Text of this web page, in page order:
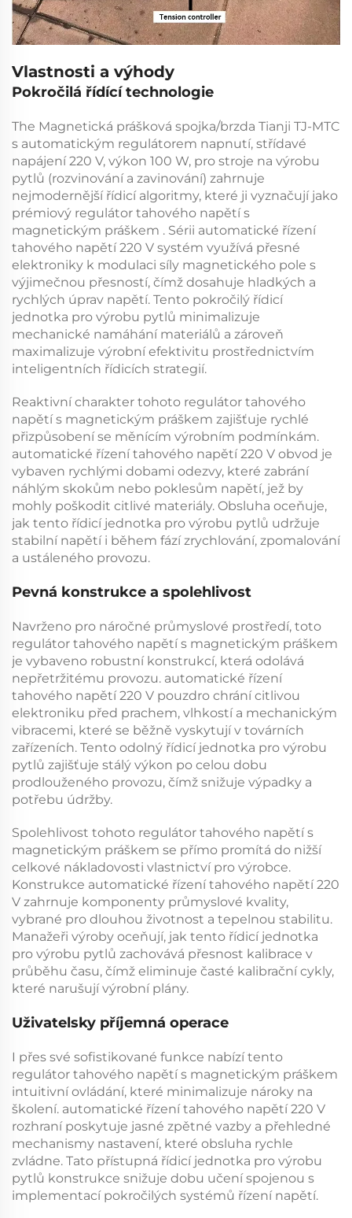
Vlastnosti a výhody
Pokročilá řídící technologie
The Magnetická prášková spojka/brzda Tianji TJ-MTC
s automatickým regulátorem napnutí, střídavé
napájení 220 V, výkon 100 W, pro stroje na výrobu
pytlů (rozvinování a zavinování) zahrnuje
nejmodernější řídicí algoritmy, které ji vyznačují jako
prémiový regulátor tahového napětí s
magnetickým práškem . Sérii automatické řízení
tahového napětí 220 V systém využívá přesné
elektroniky k modulaci síly magnetického pole s
výjimečnou přesností, čímž dosahuje hladkých a
rychlých úprav napětí. Tento pokročilý řídicí
jednotka pro výrobu pytlů minimalizuje
mechanické namáhání materiálů a zároveň
maximalizuje výrobní efektivitu prostřednictvím
inteligentních řídicích strategií.
Reaktivní charakter tohoto regulátor tahového
napětí s magnetickým práškem zajišťuje rychlé
přizpůsobení se měnícím výrobním podmínkám.
automatické řízení tahového napětí 220 V obvod je
vybaven rychlými dobami odezvy, které zabrání
náhlým skokům nebo poklesům napětí, jež by
mohly poškodit citlivé materiály. Obsluha oceňuje,
jak tento řídicí jednotka pro výrobu pytlů udržuje
stabilní napětí i během fází zrychlování, zpomalování
a ustáleného provozu.
Pevná konstrukce a spolehlivost
Navrženo pro náročné průmyslové prostředí, toto
regulátor tahového napětí s magnetickým práškem
je vybaveno robustní konstrukcí, která odolává
nepřetržitému provozu. automatické řízení
tahového napětí 220 V pouzdro chrání citlivou
elektroniku před prachem, vlhkostí a mechanickým
vibracemi, které se běžně vyskytují v továrních
zařízeních. Tento odolný řídicí jednotka pro výrobu
pytlů zajišťuje stálý výkon po celou dobu
prodlouženého provozu, čímž snižuje výpadky a
potřebu údržby.
Spolehlivost tohoto regulátor tahového napětí s
magnetickým práškem se přímo promítá do nižší
celkové nákladovosti vlastnictví pro výrobce.
Konstrukce automatické řízení tahového napětí 220
V zahrnuje komponenty průmyslové kvality,
vybrané pro dlouhou životnost a tepelnou stabilitu.
Manažeři výroby oceňují, jak tento řídicí jednotka
pro výrobu pytlů zachovává přesnost kalibrace v
průběhu času, čímž eliminuje časté kalibrační cykly,
které narušují výrobní plány.
Uživatelsky příjemná operace
I přes své sofistikované funkce nabízí tento
regulátor tahového napětí s magnetickým práškem
intuitivní ovládání, které minimalizuje nároky na
školení. automatické řízení tahového napětí 220 V
rozhraní poskytuje jasné zpětné vazby a přehledné
mechanismy nastavení, které obsluha rychle
zvládne. Tato přístupná řídicí jednotka pro výrobu
pytlů konstrukce snižuje dobu učení spojenou s
implementací pokročilých systémů řízení napětí.